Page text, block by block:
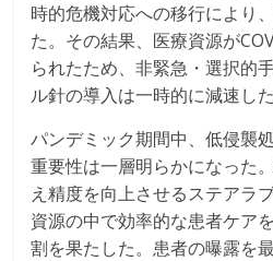
時的危機対応への移行により
た。その結果、医療資源が
られたため、非緊急・選択的
ル針の導入は一時的に減速した
パンデミック期間中、低侵襲
重要性は一層明らかになった
え精度を向上させるステアラ
資源の中で効率的な患者ケア
割を果たした。患者の曝露を